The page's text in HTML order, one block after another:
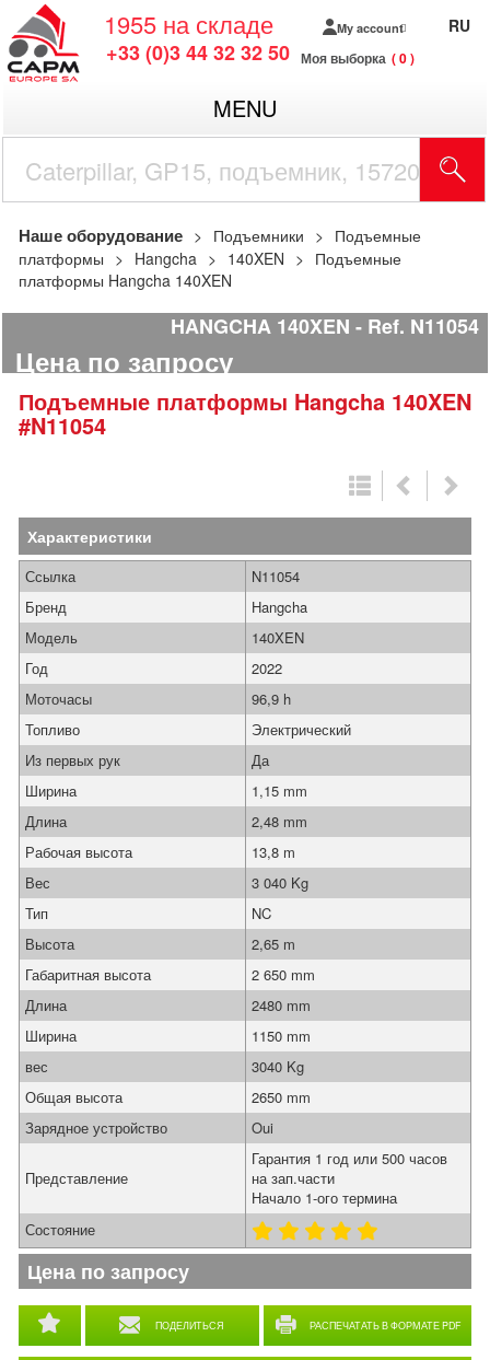
1955 на складе
+33 (0)3 44 32 32 50
My account
Моя выборка 0
RU
MENU
Наше оборудование Подъемники
Подъемные
платформы
Hangcha 140XEN
Подъемные
платформы Hangcha 140XEN
HANGCHA 140XEN Ref. N11054
Цена по запросу
Подъемные платформы Hangcha 140XEN
#N11054
Характеристики
ПОДЕЛИТЬСЯ РАСПЕЧАТАТЬ В ФОРМАТЕ PDF
Ссылка
N11054
Бренд
Hangcha
Модель
140XEN
Год
2022
Моточасы
96,9 h
Топливо
Электрический
Из первых рук
Да
Ширина
1,15 mm
Длина
2,48 mm
Рабочая высота
13,8 m
Вес
3 040 Kg
Тип
NC
Высота
2,65 m
Габаритная высота
2 650 mm
Длина
2480 mm
Ширина
1150 mm
вес
3040 Kg
Общая высота
2650 mm
Зарядное устройство
Oui
Представление
Гарантия 1 год или 500 часов
на зап.части
Начало 1-ого термина
Состояние
Цена по запросу